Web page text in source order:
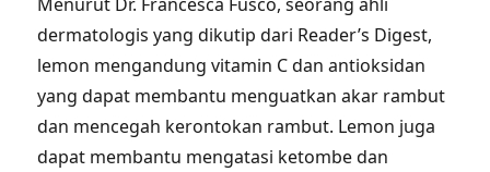
dermatologis yang dikutip dari Reader’s Digest,
lemon mengandung vitamin C dan antioksidan
yang dapat membantu menguatkan akar rambut
dan mencegah kerontokan rambut. Lemon juga
dapat membantu mengatasi ketombe dan